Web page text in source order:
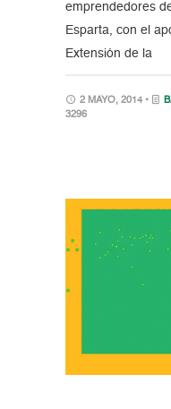
emprendedores
Esparta, con el
Extensión de la
2 MAYO, 2014 •
3296